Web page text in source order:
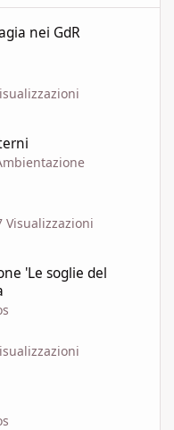
nei GdR
Visualizzazioni
'Le soglie del